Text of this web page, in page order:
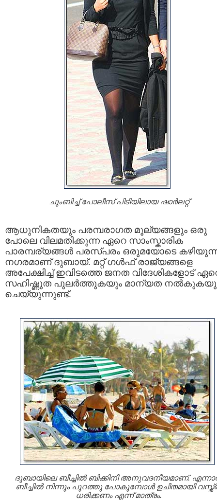
ചുംബിച്ച് പോലീസ്‌ പിടിയിലായ ഷാര്‍ലറ്റ്‌
ആധുനികതയും പരമ്പരാഗത മൂല്യങ്ങളും ഒരു
പോലെ വിലമതിക്കുന്ന ഏറെ സാംസ്കാരിക
പാരമ്പര്യങ്ങള്‍ പരസ്പരം ഒരുമയോടെ
നഗരമാണ് ദുബായ്‌. മറ്റ് ഗള്‍ഫ്‌ രാജ്യങ്ങളെ
അപേക്ഷിച്ച് ഇവിടത്തെ ജനത വിദേശികളോട്
സഹിഷ്ണുത പുലര്‍ത്തുകയും മാന്യത
ചെയ്യുന്നുണ്ട്.
ദുബായിലെ ബീച്ചില്‍ ബിക്കിനി അനുവദനീയമാണ്.
ബീച്ചില്‍ നിന്നും പുറത്തു പോകുമ്പോള്‍ ഉചിതമായി
ധരിക്കണം എന്ന് മാത്രം.